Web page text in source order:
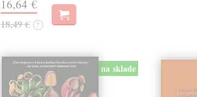
16,64 €
18,49 € ?
na sklade